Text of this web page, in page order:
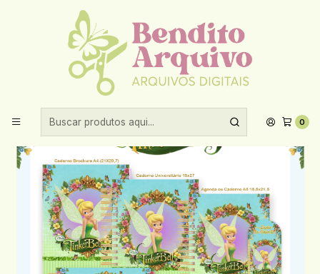
0
Aproveite 10% de desconto ao comprar acima de R$30,00!
Início Encadernação
2026
Arquivo Encadernação Escolar 2026 Sininho